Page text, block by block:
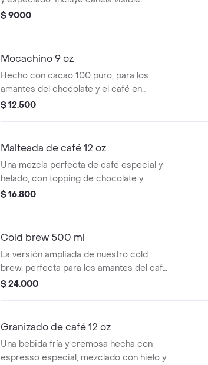
$ 9000
Mocachino 9 oz
Hecho con cacao 100 puro, para los
amantes del chocolate y el café en
perfecta armonía. 9oz
$ 12.500
Malteada de café 12 oz
Una mezcla perfecta de café especial y
helado, con topping de chocolate y
chantilly. 12oz
$ 16.800
Cold brew 500 ml
La versión ampliada de nuestro cold
brew, perfecta para los amantes del café
frío. 17 oz
$ 24.000
Granizado de café 12 oz
Una bebida fría y cremosa hecha con
espresso especial, mezclado con hielo y